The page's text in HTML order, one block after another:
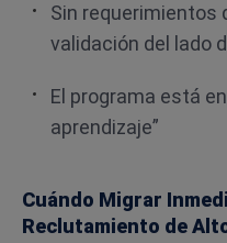
Sin requerimientos
validación del lado
El programa está
aprendizaje”
Cuándo Migrar
Reclutamiento de